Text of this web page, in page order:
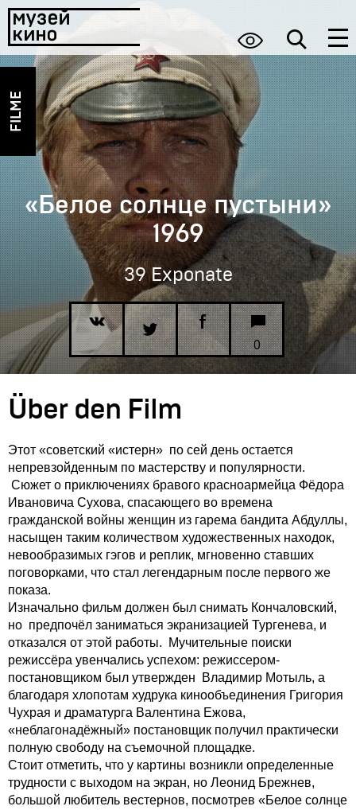
FILME
0
«Белое солнце пустыни»
1969
39 Exponate
Über den Film
Этот «советский «истерн» по сей день остается
непревзойденным по мастерству и популярности.
Сюжет о приключениях бравого красноармейца Фёдора
Ивановича Сухова, спасающего во времена
гражданской войны женщин из гарема бандита Абдуллы,
насыщен таким количеством художественных находок,
невообразимых гэгов и реплик, мгновенно ставших
поговорками, что стал легендарным после первого же
показа.
Изначально фильм должен был снимать Кончаловский,
но предпочёл заниматься экранизацией Тургенева, и
отказался от этой работы. Мучительные поиски
режиссёра увенчались успехом: режиссером-
постановщиком был утвержден Владимир Мотыль, а
благодаря хлопотам худрука кинообъединения Григория
Чухрая и драматурга Валентина Ежова,
«неблагонадёжный» постановщик получил практически
полную свободу на съемочной площадке.
Стоит отметить, что у картины возникли определенные
трудности с выходом на экран, но Леонид Брежнев,
большой любитель вестернов, посмотрев «Белое солнце